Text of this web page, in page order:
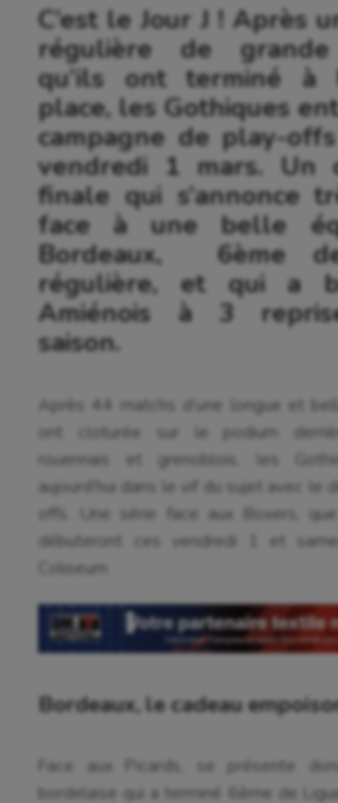
C’est le Jour J ! Après
régulière de
qu’ils ont terminé à
place, les Gothiques
campagne de play-
vendredi 1 mars. Un
finale qui s’annonce
face à une belle
Bordeaux, 6ème
régulière, et qui a
Amiénois à 3
saison.
Après 44 matchs d’une longue et
ont cloturée sur le podium
rouennais et grenoblois, les
aujourd’hui dans le vif du sujet avec le
offs. Une série face aux Boxers,
débuteront ces vendredi 1 et
Coliseum.
Bordeaux, le cadeau
Face aux Picards, se présente
bordelaise qui a terminé 6ème de